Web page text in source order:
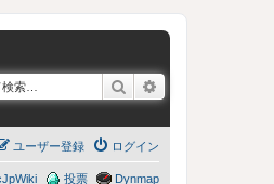
検索
ログイン
ユーザー登録
Dynmap
投票